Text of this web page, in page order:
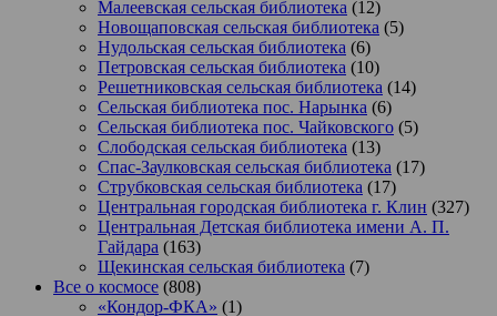
Малеевская сельская библиотека (12)
Новощаповская сельская библиотека (5)
Нудольская сельская библиотека (6)
Петровская сельская библиотека (10)
Решетниковская сельская библиотека (14)
Сельская библиотека пос. Нарынка (6)
Сельская библиотека пос. Чайковского (5)
Слободская сельская библиотека (13)
Спас-Заулковская сельская библиотека (17)
Струбковская сельская библиотека (17)
Центральная городская библиотека г. Клин (327)
Центральная Детская библиотека имени А. П.
Гайдара (163)
Щекинская сельская библиотека (7)
Все о космосе (808)
«Кондор-ФКА» (1)